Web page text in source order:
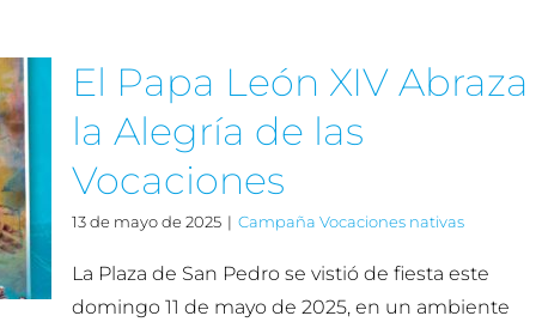
El Papa León XIV Abraza
la Alegría de las
Vocaciones
13 de mayo de 2025 | Campaña Vocaciones nativas
La Plaza de San Pedro se vistió de fiesta este
domingo 11 de mayo de 2025, en un ambiente